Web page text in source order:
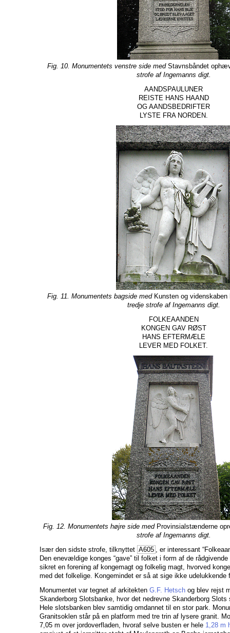
Fig. 10. Monumentets venstre side medStavnsbåndet
strofe af Ingemanns digt.
AANDSPAULUNER
REISTE HANS HAAND
OG AANDSBEDRIFTER
LYSTE FRA NORDEN.
Fig. 11. Monumentets bagside medKunsten og
tredje strofe af Ingemanns digt.
FOLKEAANDEN
KONGEN GAV RØST
HANS EFTERMÆLE
LEVER MED FOLKET.
Fig. 12. Monumentets højre side medProvinsialstænderne
strofe af Ingemanns digt.
Især den sidste strofe, tilknyttet A605 , er interessant
Den enevældige konges “gave” til folket i form af de
sikret en forening af kongemagt og folkelig magt, hvorved
med det folkelige. Kongemindet er så at sige ikke udelukkende
Monumentet var tegnet af arkitekten G.F. Hetsch og blev rejst
Skanderborg Slotsbanke, hvor det nedrevne Skanderborg
Hele slotsbanken blev samtidig omdannet til en stor park.
Granitsoklen står på en platform med tre trin af lysere granit.
7,05 m over jordoverfladen, hvoraf selve busten er hele 1,28 m